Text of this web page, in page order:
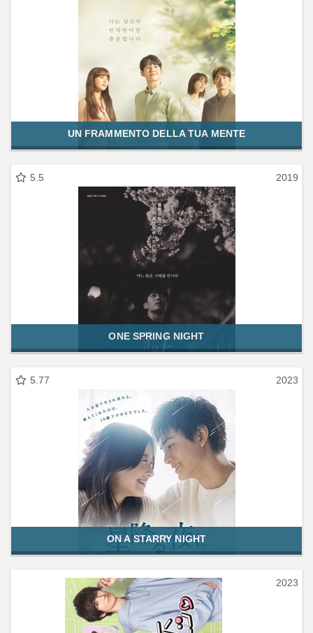
UN FRAMMENTO DELLA TUA MENTE
5.5 2019
ONE SPRING NIGHT
5.77 2023
ON A STARRY NIGHT
2023